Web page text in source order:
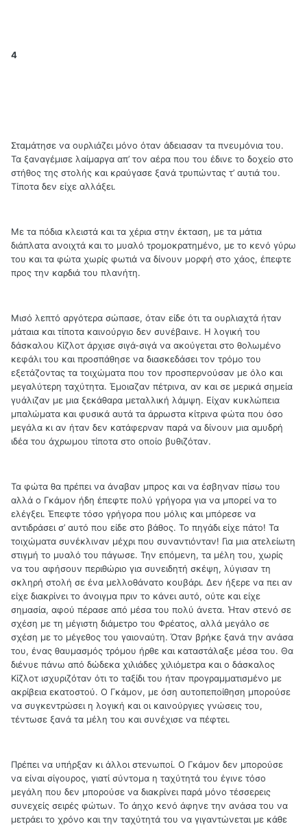
4
Σταμάτησε να ουρλιάζει μόνο όταν άδειασαν τα πνευμόνια του.
Τα ξαναγέμισε λαίμαργα απ’ τον αέρα που του έδινε το δοχείο στο
στήθος της στολής και κραύγασε ξανά τρυπώντας τ’ αυτιά του.
Τίποτα δεν είχε αλλάξει.
Με τα πόδια κλειστά και τα χέρια στην έκταση, με τα μάτια
διάπλατα ανοιχτά και το μυαλό τρομοκρατημένο, με το κενό γύρω
του και τα φώτα χωρίς φωτιά να δίνουν μορφή στο χάος, έπεφτε
προς την καρδιά του πλανήτη.
Μισό λεπτό αργότερα σώπασε, όταν είδε ότι τα ουρλιαχτά ήταν
μάταια και τίποτα καινούργιο δεν συνέβαινε. Η λογική του
δάσκαλου Κίζλοτ άρχισε σιγά-σιγά να ακούγεται στο θολωμένο
κεφάλι του και προσπάθησε να διασκεδάσει τον τρόμο του
εξετάζοντας τα τοιχώματα που τον προσπερνούσαν με όλο και
μεγαλύτερη ταχύτητα. Έμοιαζαν πέτρινα, αν και σε μερικά σημεία
γυάλιζαν με μια ξεκάθαρα μεταλλική λάμψη. Είχαν κυκλώπεια
μπαλώματα και φυσικά αυτά τα άρρωστα κίτρινα φώτα που όσο
μεγάλα κι αν ήταν δεν κατάφερναν παρά να δίνουν μια αμυδρή
ιδέα του άχρωμου τίποτα στο οποίο βυθιζόταν.
Τα φώτα θα πρέπει να άναβαν μπρος και να έσβηναν πίσω του
αλλά ο Γκάμον ήδη έπεφτε πολύ γρήγορα για να μπορεί να το
ελέγξει. Έπεφτε τόσο γρήγορα που μόλις και μπόρεσε να
αντιδράσει σ’ αυτό που είδε στο βάθος. Το πηγάδι είχε πάτο! Τα
τοιχώματα συνέκλιναν μέχρι που συναντιόνταν! Για μια ατελείωτη
στιγμή το μυαλό του πάγωσε. Την επόμενη, τα μέλη του, χωρίς
να του αφήσουν περιθώριο για συνειδητή σκέψη, λύγισαν τη
σκληρή στολή σε ένα μελλοθάνατο κουβάρι. Δεν ήξερε να πει αν
είχε διακρίνει το άνοιγμα πριν το κάνει αυτό, ούτε και είχε
σημασία, αφού πέρασε από μέσα του πολύ άνετα. Ήταν στενό σε
σχέση με τη μέγιστη διάμετρο του Φρέατος, αλλά μεγάλο σε
σχέση με το μέγεθος του γαιοναύτη. Όταν βρήκε ξανά την ανάσα
του, ένας θαυμασμός τρόμου ήρθε και καταστάλαξε μέσα του. Θα
διένυε πάνω από δώδεκα χιλιάδες χιλιόμετρα και ο δάσκαλος
Κίζλοτ ισχυριζόταν ότι το ταξίδι του ήταν προγραμματισμένο με
ακρίβεια εκατοστού. Ο Γκάμον, με όση αυτοπεποίθηση μπορούσε
να συγκεντρώσει η λογική και οι καινούργιες γνώσεις του,
τέντωσε ξανά τα μέλη του και συνέχισε να πέφτει.
Πρέπει να υπήρξαν κι άλλοι στενωποί. Ο Γκάμον δεν μπορούσε
να είναι σίγουρος, γιατί σύντομα η ταχύτητά του έγινε τόσο
μεγάλη που δεν μπορούσε να διακρίνει παρά μόνο τέσσερεις
συνεχείς σειρές φώτων. Το άηχο κενό άφηνε την ανάσα του να
μετράει το χρόνο και την ταχύτητά του να γιγαντώνεται με κάθε